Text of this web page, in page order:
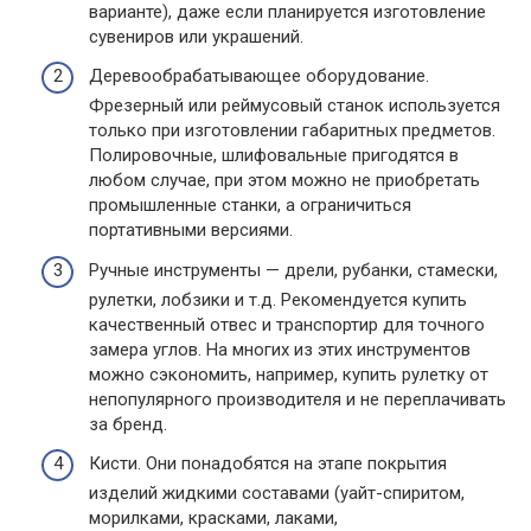
варианте), даже если планируется изготовление
сувениров или украшений.
Деревообрабатывающее оборудование.
Фрезерный или реймусовый станок используется
только при изготовлении габаритных предметов.
Полировочные, шлифовальные пригодятся в
любом случае, при этом можно не приобретать
промышленные станки, а ограничиться
портативными версиями.
Ручные инструменты — дрели, рубанки, стамески,
рулетки, лобзики и т.д. Рекомендуется купить
качественный отвес и транспортир для точного
замера углов. На многих из этих инструментов
можно сэкономить, например, купить рулетку от
непопулярного производителя и не переплачивать
за бренд.
Кисти. Они понадобятся на этапе покрытия
изделий жидкими составами (уайт-спиритом,
морилками, красками, лаками,